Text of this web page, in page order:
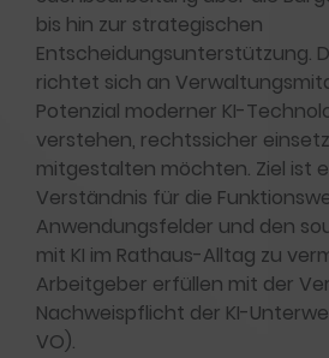
bis hin zur strategischen
Entscheidungsunterstützung.
richtet sich an
Potenzial moderner KI-
verstehen, rechtssicher
mitgestalten möchten. Ziel ist
Verständnis für die
Anwendungsfelder und den
mit KI im Rathaus-Alltag zu
Arbeitgeber erfüllen mit der
Nachweispflicht der KI-
VO).